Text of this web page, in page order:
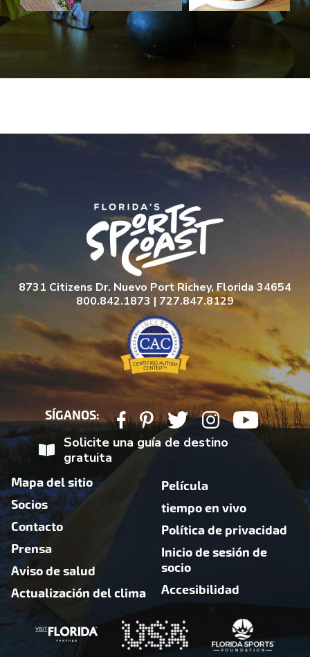
8731 Citizens Dr. Nuevo Port Richey, Florida 34654
800.842.1873 | 727.847.8129
SÍGANOS:
Solicite una guía de destino
gratuita
Mapa del sitio
Socios
Contacto
Prensa
Aviso de salud
Actualización del clima
Película
tiempo en vivo
Política de privacidad
Inicio de sesión de
socio
Accesibilidad